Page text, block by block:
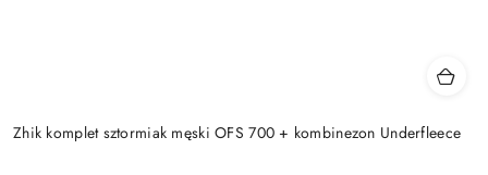
Zhik komplet sztormiak męski OFS 700 + kombinezon Underfleece